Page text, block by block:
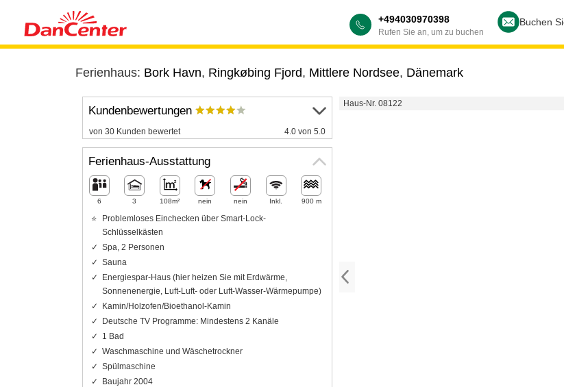
+494030970398
Rufen Sie an, um zu buchen
Buchen
Ferienhaus: Bork Havn, Ringkøbing Fjord, Mittlere Nordsee, Dänemark
Haus-Nr. 08122
Kundenbewertungen
von 30 Kunden bewertet 4.0 von 5.0
Ferienhaus-Ausstattung
6 3 108m² nein nein Inkl. 900 m
Problemloses Einchecken über Smart-Lock-
Schlüsselkästen
Spa, 2 Personen
Sauna
Energiespar-Haus (hier heizen Sie mit Erdwärme,
Sonnenenergie, Luft-Luft- oder Luft-Wasser-Wärmepumpe)
Kamin/Holzofen/Bioethanol-Kamin
Deutsche TV Programme: Mindestens 2 Kanäle
1 Bad
Waschmaschine und Wäschetrockner
Spülmaschine
Baujahr 2004